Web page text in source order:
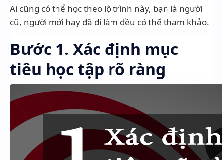
Ai cũng có thể học theo lộ trình này, bạn là người
cũ, người mới hay đã đi làm đều có thể tham khảo.
Bước 1. Xác định mục
tiêu học tập rõ ràng